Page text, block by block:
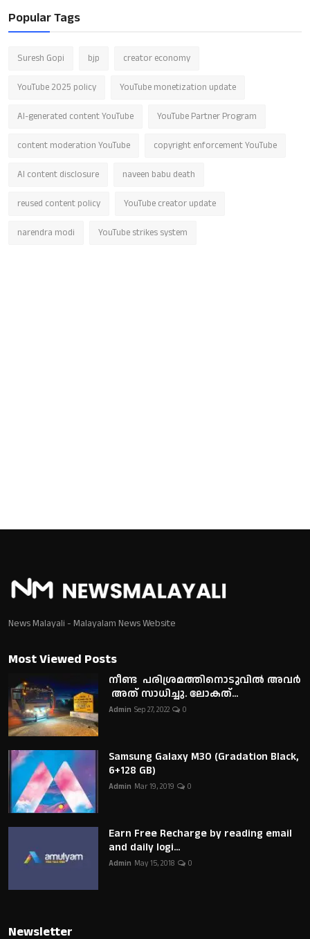
Popular Tags
Suresh Gopi bjp creator economy
YouTube 2025 policy YouTube monetization update
AI-generated content YouTube YouTube Partner Program
content moderation YouTube copyright enforcement YouTube
AI content disclosure naveen babu death
reused content policy YouTube creator update
narendra modi YouTube strikes system
News Malayali - Malayalam News Website
Most Viewed Posts
നീണ്ട പരിശ്രമത്തിനൊടുവിൽ അവർ
അത് സാധിച്ചു. ലോകത്...
Admin Sep 27, 2022 0
Samsung Galaxy M30 (Gradation Black,
6+128 GB)
Admin Mar 19, 2019 0
Earn Free Recharge by reading email
and daily logi...
Admin May 15, 2018 0
Newsletter